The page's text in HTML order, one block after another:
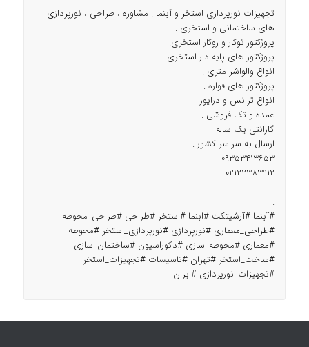
تجهیزات نورپردازی استخر و آبنما . مشاوره ، طراحی ، نورپردازی
های ساختمانی و استخری .
پروژکتور توکار و روکار استخری.
پروژکتور های پایه دار استخری
انواع والواشر متری .
پروژکتور های فواره .
انواع ترانس و درایور
عمده و تک فروشی .
گارانتی یک ساله .
ارسال به سراسر کشور .
09353413653
02122383912
.
.
#آبنما #آرشیتکت #ابنما #استخر #طراحی #طراحی_محوطه
#طراحی_معماری #نورپردازی #نورپردازی_استخر #محوطه
#معماری #محوطه_سازی #دکوراسیون #ساختمان_سازی
#ساخت_استخر #تهران #تاسیسات #تجهیزات_استخر
#تجهیزات_نورپردازی #ایران